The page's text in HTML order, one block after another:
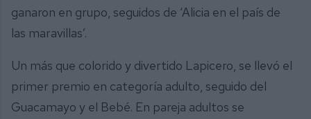
ganaron en grupo, seguidos de ‘Alicia en el país de
las maravillas’.
Un más que colorido y divertido Lapicero, se llevó el
primer premio en categoría adulto, seguido del
Guacamayo y el Bebé. En pareja adultos se